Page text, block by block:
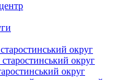
округ
старостинський округ
округ